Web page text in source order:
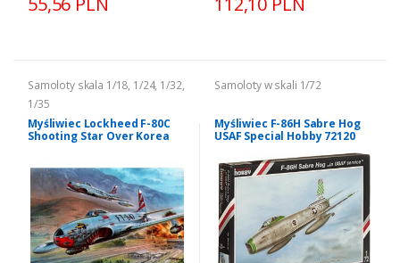
Samoloty skala 1/18, 1/24, 1/32,
1/35
Myśliwiec Lockheed F-80C
Shooting Star Over Korea
Samoloty w skali 1/72
Myśliwiec F-86H Sabre Hog
USAF Special Hobby 72120